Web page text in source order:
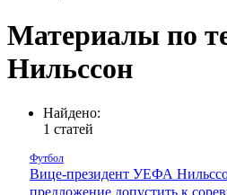
Материалы по
Нильссон
Найдено:
1 статей
Футбол
Вице-президент УЕФА
предложение допустить к